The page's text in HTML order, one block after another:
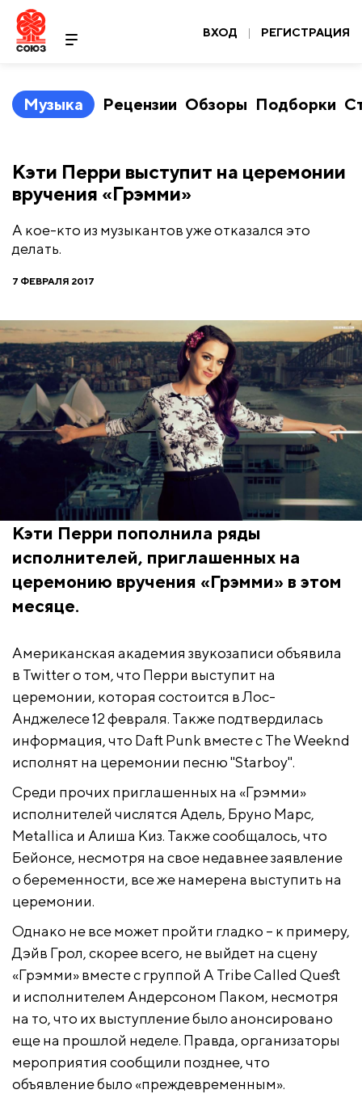
ВХОД | РЕГИСТРАЦИЯ
Музыка Рецензии Обзоры Подборки
Кэти Перри выступит на церемонии
вручения «Грэмми»
А кое-кто из музыкантов уже отказался это
делать.
7 ФЕВРАЛЯ 2017
Кэти Перри пополнила ряды
исполнителей, приглашенных на
церемонию вручения «Грэмми» в этом
месяце.
Американская академия звукозаписи объявила
в Twitter о том, что Перри выступит на
церемонии, которая состоится в Лос-
Анджелесе 12 февраля. Также подтвердилась
информация, что Daft Punk вместе с The Weeknd
исполнят на церемонии песню "Starboy".
Среди прочих приглашенных на «Грэмми»
исполнителей числятся Адель, Бруно Марс,
Metallica и Алиша Киз. Также сообщалось, что
Бейонсе, несмотря на свое недавнее заявление
о беременности, все же намерена выступить на
церемонии.
Однако не все может пройти гладко – к примеру,
Дэйв Грол, скорее всего, не выйдет на сцену
«Грэмми» вместе с группой A Tribe Called Quest
и исполнителем Андерсоном Паком, несмотря
на то, что их выступление было анонсировано
еще на прошлой неделе. Правда, организаторы
мероприятия сообщили позднее, что
объявление было «преждевременным».